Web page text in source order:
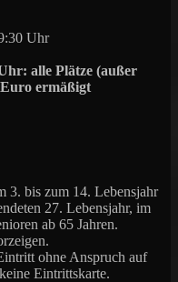
Uhr
alle Plätze (außer
ermäßigt
3. bis zum 14. Lebensjahr
27. Lebensjahr, im
ab 65 Jahren.
ohne Anspruch auf
Eintrittskarte.